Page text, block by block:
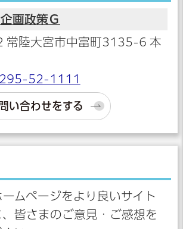
画政策Ｇ
陸大宮市中富町3135-6 本
52-1111
い合わせをする
ムページをより良いサイト
皆さまのご意見・ご感想を